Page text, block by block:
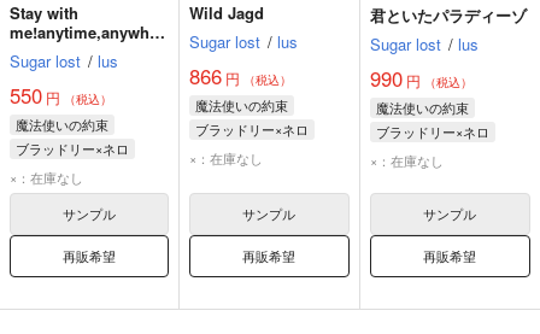
Stay with
me!anytime,anywher
e
Sugar lost / lus
550 円 （税込）
魔法使いの約束
ブラッドリー×ネロ
ブラッドリー
×：在庫なし
サンプル
再販希望
Wild Jagd
Sugar lost / lus
866 円 （税込）
魔法使いの約束
ブラッドリー×ネロ
ブラッドリー
×：在庫なし
サンプル
再販希望
君といたパラディーゾ
Sugar lost / lus
990円 （税込）
魔法使いの約束
ブラッドリー×ネロ
ブラッドリー
×：在庫なし
サンプル
再販希望